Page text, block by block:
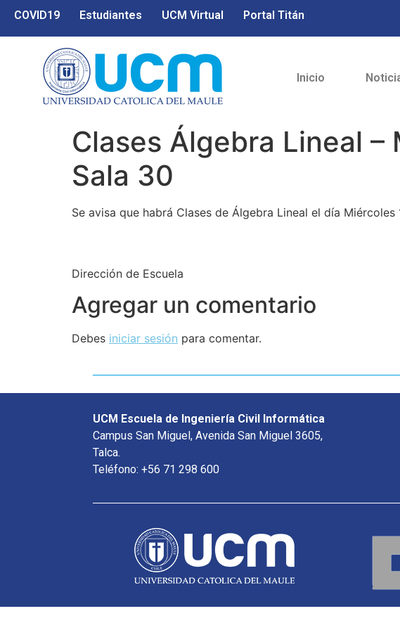
COVID19 Estudiantes UCM Virtual Portal Titán
Inicio
Clases Álgebra Lineal
Sala 30
Se avisa que habrá Clases de Álgebra Lineal el día
Dirección de Escuela
Agregar un comentario
Debes iniciar sesión para comentar.
UCM Escuela de Ingeniería Civil Informática
Campus San Miguel, Avenida San Miguel 3605,
Talca.
Teléfono: +56 71 298 600